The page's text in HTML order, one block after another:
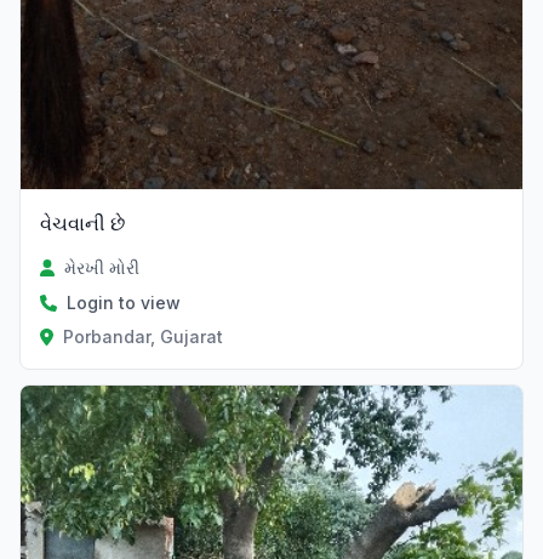
વેચવાની છે
મેરખી મોરી
Login to view
Porbandar, Gujarat